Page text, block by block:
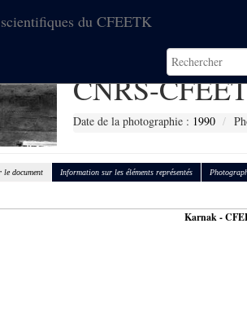
du CFEETK
CNRS-
Date de la photographie : 1990
le document Information sur les éléments représentés